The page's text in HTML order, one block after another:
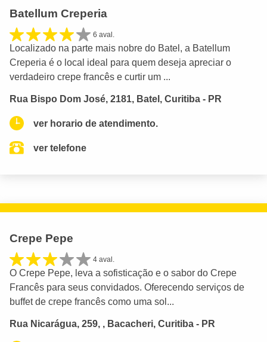
Batellum Creperia
6 aval.
Localizado na parte mais nobre do Batel, a Batellum
Creperia é o local ideal para quem deseja apreciar o
verdadeiro crepe francês e curtir um ...
Rua Bispo Dom José, 2181, Batel, Curitiba - PR
ver horario de atendimento.
ver telefone
Crepe Pepe
4 aval.
O Crepe Pepe, leva a sofisticação e o sabor do Crepe
Francês para seus convidados. Oferecendo serviços de
buffet de crepe francês como uma sol...
Rua Nicarágua, 259, , Bacacheri, Curitiba - PR